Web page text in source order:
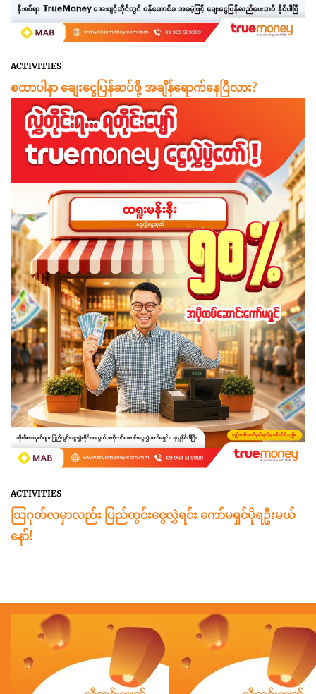
ACTIVITIES
စထာပါနာ ချေးငွေပြန်ဆပ်ဖို့ အချိန်ရောက်နေပြီလား?
ACTIVITIES
သြဂုတ်လမှာလည်း ပြည်တွင်းငွေလွှဲရင်း ကော်မရှင်ပိုရဦးမယ်
နော်!